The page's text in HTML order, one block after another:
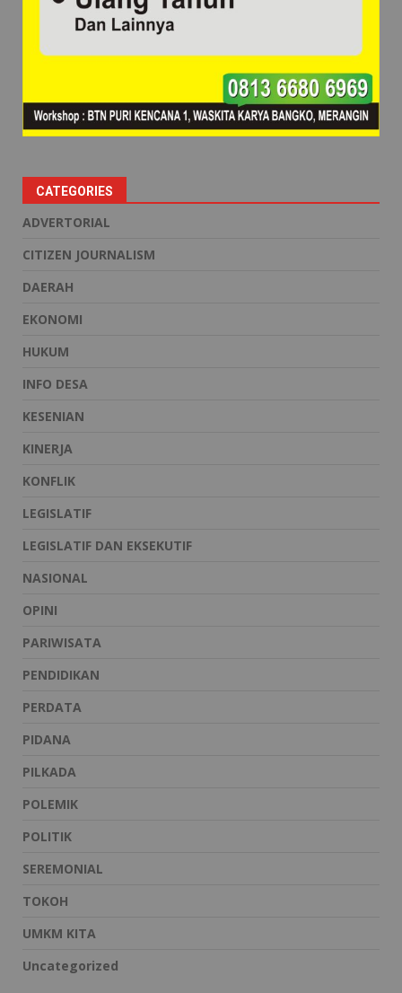
CATEGORIES
ADVERTORIAL
CITIZEN JOURNALISM
DAERAH
EKONOMI
HUKUM
INFO DESA
KESENIAN
KINERJA
KONFLIK
LEGISLATIF
LEGISLATIF DAN EKSEKUTIF
NASIONAL
OPINI
PARIWISATA
PENDIDIKAN
PERDATA
PIDANA
PILKADA
POLEMIK
POLITIK
SEREMONIAL
TOKOH
UMKM KITA
Uncategorized